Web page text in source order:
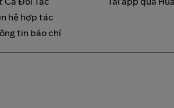
hệ hợp tác
tin báo chí